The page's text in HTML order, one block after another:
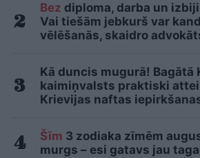
Bez diploma, darba un
Vai tiešām jebkurš var
vēlēšanās, skaidro
Kā duncis mugurā! Bagātā
kaimiņvalsts praktiski
Krievijas naftas
Šīm 3 zodiaka zīmēm
murgs – esi gatavs jau